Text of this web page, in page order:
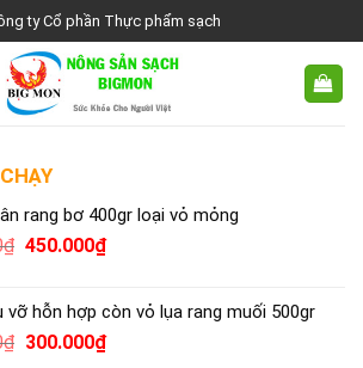
ty Cổ phần Thực phẩm sạch
rang bơ 400gr loại vỏ mỏng
₫ Giá
560.000₫.
450.000₫Giá
là:
450.000₫.
vỡ hỗn hợp còn vỏ lụa rang muối 500gr
₫ Giá
300.000₫Giá